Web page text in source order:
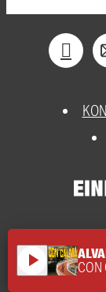
play_arrow CON